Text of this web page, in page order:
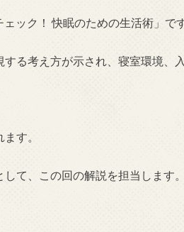
ック！ 快眠のための生活術」です
る考え方が示され、寝室環境、入
す。
て、この回の解説を担当します。